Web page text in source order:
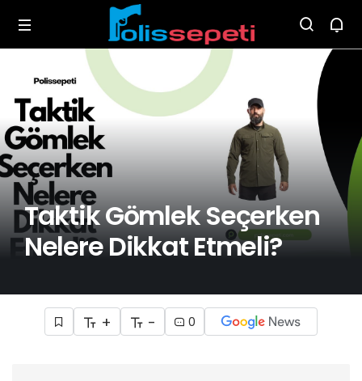
Taktik Gömlek Seçerken
Nelere Dikkat Etmeli?
+ - 0